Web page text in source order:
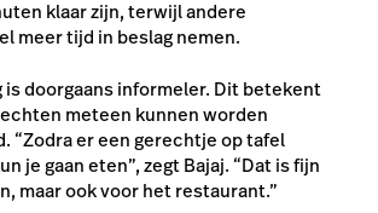
klaar zijn, terwijl andere
meer tijd in beslag nemen.
is doorgaans informeler. Dit betekent
meteen kunnen worden
“Zodra er een gerechtje op tafel
je gaan eten”, zegt Bajaj. “Dat is fijn
maar ook voor het restaurant.”